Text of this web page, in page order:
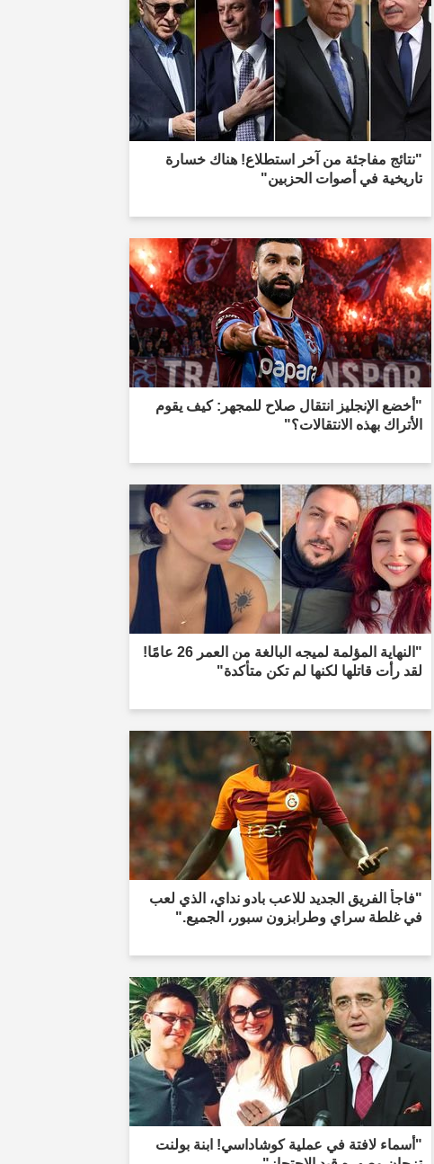
"نتائج مفاجئة من آخر استطلاع! هناك خسارة
تاريخية في أصوات الحزبين"
"أخضع الإنجليز انتقال صلاح للمجهر: كيف يقوم
الأتراك بهذه الانتقالات؟"
"النهاية المؤلمة لميجه البالغة من العمر 26 عامًا!
لقد رأت قاتلها لكنها لم تكن متأكدة"
"فاجأ الفريق الجديد للاعب بادو نداي، الذي لعب
في غلطة سراي وطرابزون سبور، الجميع."
"أسماء لافتة في عملية كوشاداسي! ابنة بولنت